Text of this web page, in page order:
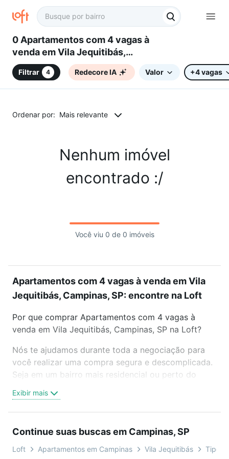
0 Apartamentos com 4 vagas à
venda em Vila Jequitibás,
Campinas, SP
Filtrar 4 Redecore IA Valor +4 vagas
Ordenar por: Mais relevante
Nenhum imóvel
encontrado :/
Você viu 0 de 0 imóveis
Apartamentos com 4 vagas à venda em Vila
Jequitibás, Campinas, SP: encontre na Loft
Por que comprar Apartamentos com 4 vagas à
venda em Vila Jequitibás, Campinas, SP na Loft?
Nós te ajudamos durante toda a negociação para
você realizar uma compra segura e descomplicada.
Seja em um bairro mais residencial ou perto do
oferta ideal de Apartamentos com 4 vagas à venda
em Vila Jequitibás, Campinas, SP para conquistar
videochamada, é grátis, sem compromisso e você
ainda conta com mais de 46 mil corretores e
Exibir mais
Continue suas buscas em Campinas, SP
Loft Apartamentos em Campinas Vila Jequitibás Tipo